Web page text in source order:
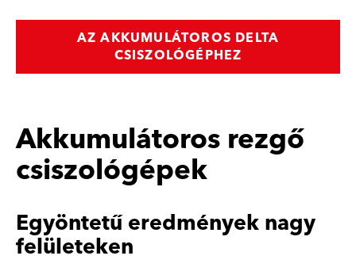
AZ AKKUMULÁTOROS DELTA
CSISZOLÓGÉPHEZ
Akkumulátoros rezgő
csiszológépek
Egyöntetű eredmények nagy
felületeken